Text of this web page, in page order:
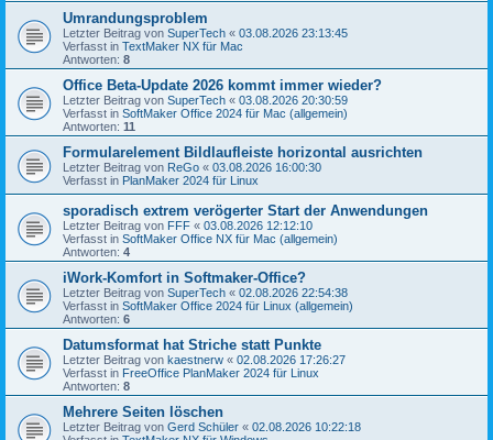
Umrandungsproblem
Letzter Beitrag von SuperTech « 03.08.2026 23:13:45
Verfasst in TextMaker NX für Mac
Antworten: 8
Office Beta-Update 2026 kommt immer wieder?
Letzter Beitrag von SuperTech « 03.08.2026 20:30:59
Verfasst in SoftMaker Office 2024 für Mac (allgemein)
Antworten: 11
Formularelement Bildlaufleiste horizontal ausrichten
Letzter Beitrag von ReGo « 03.08.2026 16:00:30
Verfasst in PlanMaker 2024 für Linux
sporadisch extrem verögerter Start der Anwendungen
Letzter Beitrag von FFF « 03.08.2026 12:12:10
Verfasst in SoftMaker Office NX für Mac (allgemein)
Antworten: 4
iWork-Komfort in Softmaker-Office?
Letzter Beitrag von SuperTech « 02.08.2026 22:54:38
Verfasst in SoftMaker Office 2024 für Linux (allgemein)
Antworten: 6
Datumsformat hat Striche statt Punkte
Letzter Beitrag von kaestnerw « 02.08.2026 17:26:27
Verfasst in FreeOffice PlanMaker 2024 für Linux
Antworten: 8
Mehrere Seiten löschen
Letzter Beitrag von Gerd Schüler « 02.08.2026 10:22:18